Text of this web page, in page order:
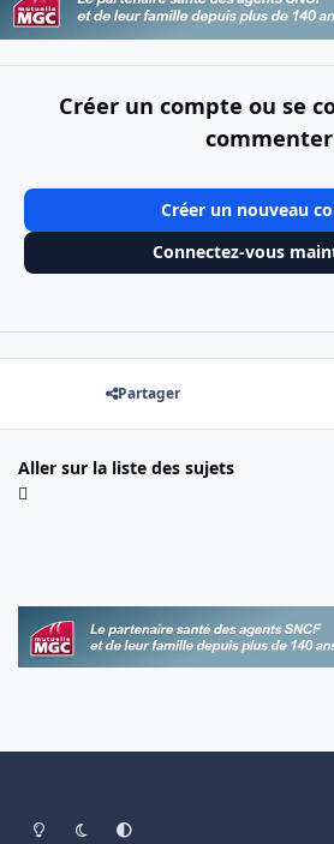
Créer un compte ou se
commenter
Créer un nouveau
Connectez-vous
Partager
Aller sur la liste des sujets
Light ModeDark ModeSystem Preference